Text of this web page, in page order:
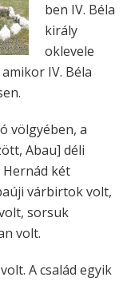
ben IV. Béla
király
oklevele
IV. Béla
völgyében, a
Abau] déli
Hernád két
várbirtok volt,
sorsuk
volt.
A család egyik